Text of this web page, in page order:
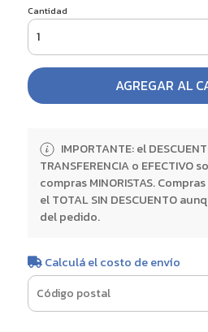
Cantidad
AGREGAR AL
IMPORTANTE: el
TRANSFERENCIA o EFECTIVO
compras MINORISTAS.
el TOTAL SIN DESCUENTO
del pedido.
Calculá el costo de envío